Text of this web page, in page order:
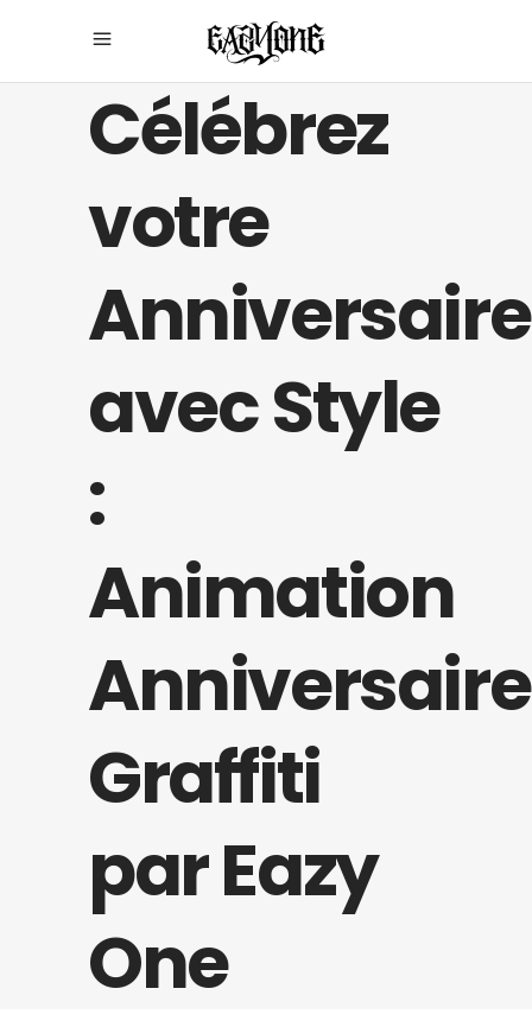
Célébrez
votre
Anniversaire
avec Style
:
Animation
Anniversaire
Graffiti
par Eazy
One